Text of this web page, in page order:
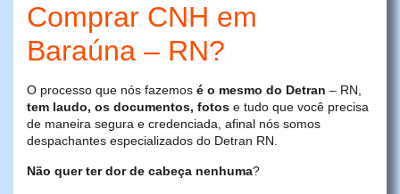
Comprar CNH em
Baraúna – RN?
O processo que nós fazemos é o mesmo do Detran – RN,
tem laudo, os documentos, fotos e tudo que você precisa
de maneira segura e credenciada, afinal nós somos
despachantes especializados do Detran RN.
Não quer ter dor de cabeça nenhuma?